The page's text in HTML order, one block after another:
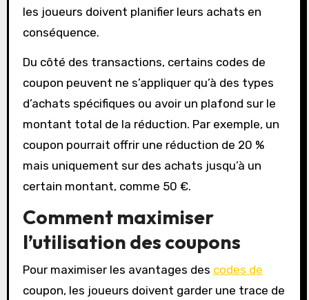
les joueurs doivent planifier leurs achats en
conséquence.
Du côté des transactions, certains codes de
coupon peuvent ne s’appliquer qu’à des types
d’achats spécifiques ou avoir un plafond sur le
montant total de la réduction. Par exemple, un
coupon pourrait offrir une réduction de 20 %
mais uniquement sur des achats jusqu’à un
certain montant, comme 50 €.
Comment maximiser
l’utilisation des coupons
Pour maximiser les avantages des codes de
coupon, les joueurs doivent garder une trace de